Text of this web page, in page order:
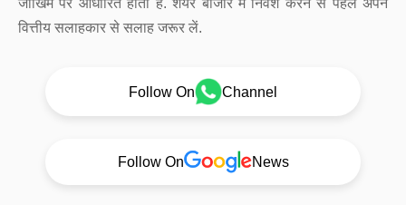
जोखिम पर आधारित होता है. शेयर बाजार में निवेश करने से पहले अपने
वित्तीय सलाहकार से सलाह जरूर लें.
Follow On Channel
Follow On News